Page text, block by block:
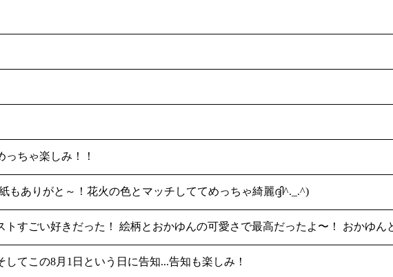
っちゃ楽しみ！！
もありがと～！花火の色とマッチしててめっちゃ綺麗ദ്ദി^._.^)
トすごい好きだった！ 絵柄とおかゆんの可愛さで最高だったよ〜！ おかゆん
してこの8月1日という日に告知...告知も楽しみ！